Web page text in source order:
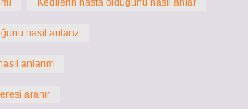
Kedilerin hasta olduğunu nasıl anlar
nasıl anlarız
anlarım
aranır